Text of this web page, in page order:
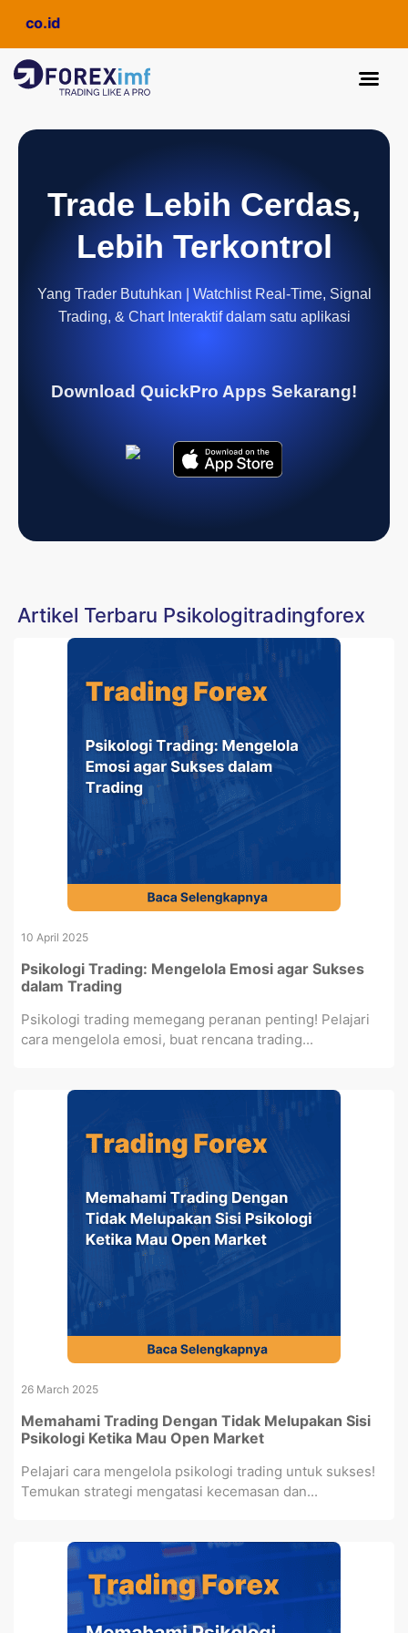
Trade Lebih Cerdas,
Lebih Terkontrol
Yang Trader Butuhkan | Watchlist Real-Time, Signal
Trading, & Chart Interaktif dalam satu aplikasi
Download QuickPro Apps Sekarang!
Artikel Terbaru Psikologitradingforex
10 April 2025
Psikologi Trading: Mengelola Emosi agar Sukses
dalam Trading
Psikologi trading memegang peranan penting! Pelajari
cara mengelola emosi, buat rencana trading...
26 March 2025
Memahami Trading Dengan Tidak Melupakan Sisi
Psikologi Ketika Mau Open Market
Pelajari cara mengelola psikologi trading untuk sukses!
Temukan strategi mengatasi kecemasan dan...